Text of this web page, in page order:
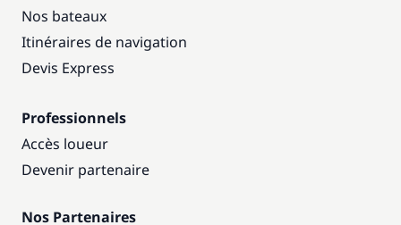
Nos bateaux
Itinéraires de navigation
Devis Express
Professionnels
Accès loueur
Devenir partenaire
Nos Partenaires